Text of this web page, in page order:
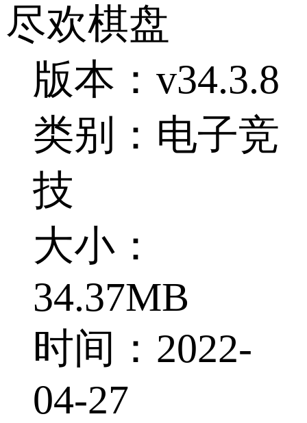
尽欢棋盘
版本：v34.3.8
类别：电子竞
技
大小：
34.37MB
时间：2022-
04-27